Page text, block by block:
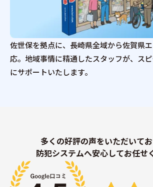
佐世保を拠点に、長崎県全域から佐賀県
応。地域事情に精通したスタッフが、ス
にサポートいたします。
多くの好評の声をいただいてお
防犯システムへ安心してお任せ